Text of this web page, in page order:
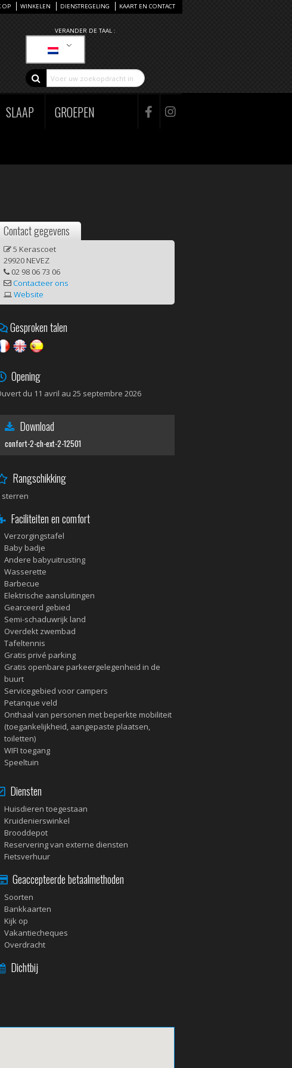
VERANDER DE TAAL :
OP WINKELEN DIENSTREGELING KAART EN CONTACT
SLAAP GROEPEN
Contact gegevens
5 Kerascoet
29920 NEVEZ
02 98 06 73 06
Contacteer ons
Website
Gesproken talen
Opening
du 11 avril au 25 septembre 2026
Download
confort-2-ch-ext-2-12501
Rangschikking
sterren
Faciliteiten en comfort
Verzorgingstafel
Baby badje
Andere babyuitrusting
Wasserette
Barbecue
Elektrische aansluitingen
Gearceerd gebied
Semi-schaduwrijk land
Overdekt zwembad
Tafeltennis
Gratis privé parking
Gratis openbare parkeergelegenheid in de
buurt
Servicegebied voor campers
Petanque veld
Onthaal van personen met beperkte mobiliteit
(toegankelijkheid, aangepaste plaatsen,
toiletten)
WIFI toegang
Speeltuin
Diensten
Huisdieren toegestaan
Kruidenierswinkel
Brooddepot
Reservering van externe diensten
Fietsverhuur
Geaccepteerde betaalmethoden
Soorten
Bankkaarten
Kijk op
Vakantiecheques
Overdracht
Dichtbij